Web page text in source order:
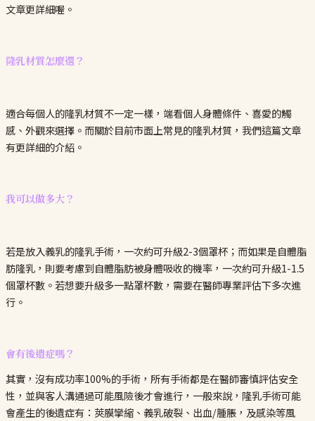
文章更詳細喔。
隆乳材質怎麼選？
適合每個人的隆乳材質不一定一樣，端看個人身體條件、喜愛的觸
感、外觀來選擇。而關於目前市面上常見的隆乳材質，我們這篇文章
有更詳細的介紹。
我可以做多大？
若是放入義乳的隆乳手術，一次約可升級2-3個罩杯；而如果是自體脂
肪隆乳，則要考慮到自體脂肪被身體吸收的機率，一次約可升級1-1.5
個罩杯數。若想要升級多一點罩杯數，需要在醫師專業評估下多次進
行。
會有後遺症嗎？
其實，沒有成功率100%的手術，所有手術都是在醫師審慎評估安全
性，並與客人溝通過可能風險後才會進行，一般來說，隆乳手術可能
會產生的後遺症有：莢膜攣縮、義乳破裂、出血/腫脹，及感染等風